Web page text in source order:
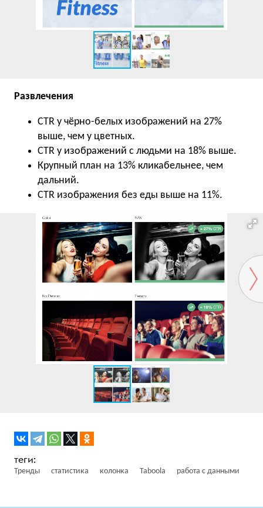
Развлечения
CTR у чёрно-белых изображений на 27%
выше, чем у цветных.
CTR у изображений с людьми на 18% выше.
Крупный план на 13% кликабельнее, чем
дальний.
CTR изображения без еды выше на 11%.
Тренды статистика колонка Taboola работа с данными